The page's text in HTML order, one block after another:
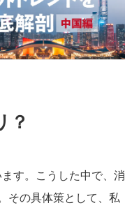
？
す。こうした中で、消
その具体策として、私